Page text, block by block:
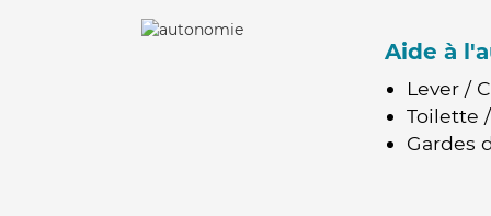
Aide à
Lever /
Toilette
Gardes